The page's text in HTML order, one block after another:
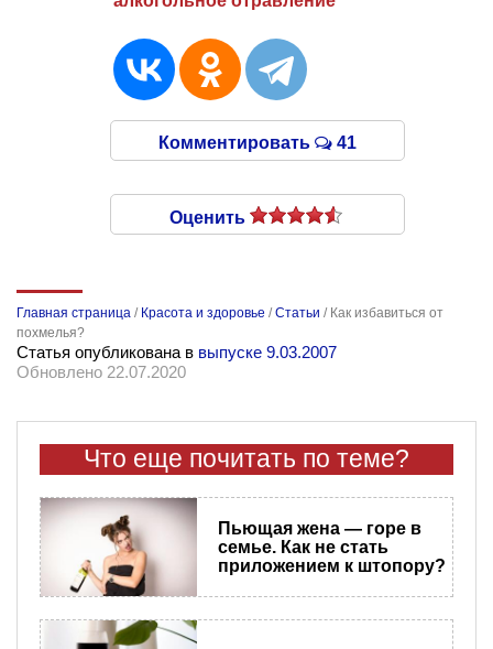
Комментировать 41
Оценить
Главная страница / Красота и здоровье /Статьи / Как избавиться от
похмелья?
Статья опубликована в выпуске 9.03.2007
Обновлено 22.07.2020
Что еще почитать по теме?
Пьющая жена — горе в
семье. Как не стать
приложением к штопору?